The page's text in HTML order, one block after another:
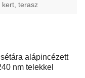
kert, terasz
alápincézett
nm telekkel